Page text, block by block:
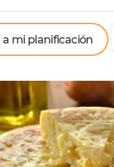
mi planificación